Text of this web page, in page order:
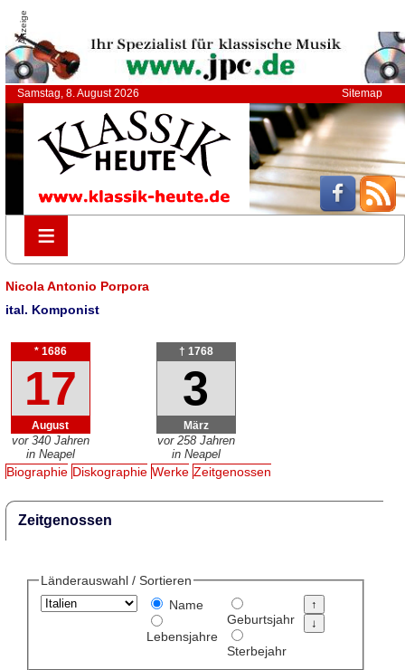
Anzeige
Samstag, 8. August 2026 Sitemap
≡
≡
Nicola Antonio Porpora
ital. Komponist
* 1686
17
August
vor 340 Jahren
in Neapel
† 1768
3
März
vor 258 Jahren
in Neapel
Biographie Diskographie Werke Zeitgenossen
Zeitgenossen
Länderauswahl / Sortieren
Name
Lebensjahre
Geburtsjahr
Sterbejahr